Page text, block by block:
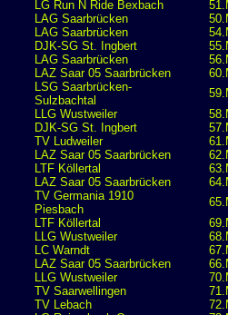
LG Run N Ride Bexbach
LAG Saarbrücken
LAG Saarbrücken
DJK-SG St. Ingbert
LAG Saarbrücken
LAZ Saar 05 Saarbrücken
LSG Saarbrücken-
Sulzbachtal
LLG Wustweiler
DJK-SG St. Ingbert
TV Ludweiler
LAZ Saar 05 Saarbrücken
LTF Köllertal
LAZ Saar 05 Saarbrücken
TV Germania 1910
Piesbach
LTF Köllertal
LLG Wustweiler
LC Warndt
LAZ Saar 05 Saarbrücken
LLG Wustweiler
TV Saarwellingen
TV Lebach